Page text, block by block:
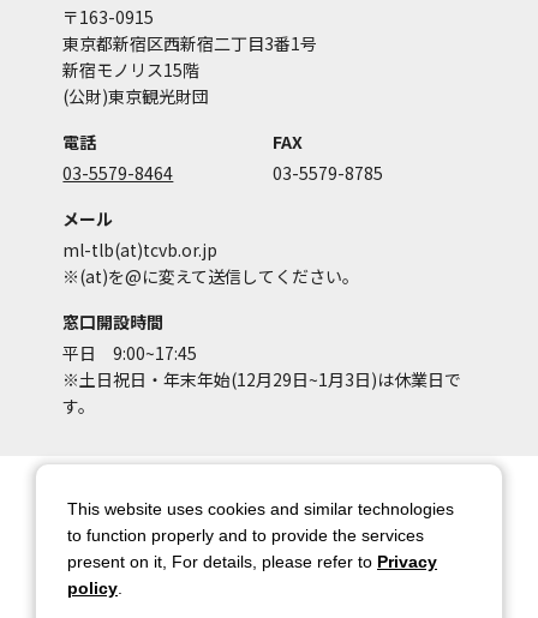
〒163-0915
東京都新宿区西新宿二丁目3番1号
新宿モノリス15階
(公財)東京観光財団
電話
03-5579-8464
FAX
03-5579-8785
メール
ml-tlb(at)tcvb.or.jp
※(at)を@に変えて送信してください。
窓口開設時間
平日 9:00~17:45
※土日祝日・年末年始(12月29日~1月3日)は休業日で
す。
サイトマップ
サイトポリシー
アカウントポリシー
個人情報保護方針
著作権について
お問い合わせ
都庁総合ページへのリンク
This website uses cookies and similar technologies
to function properly and to provide the services
present on it, For details, please refer to Privacy
policy